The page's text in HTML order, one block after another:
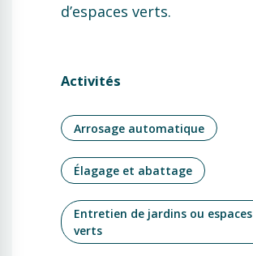
d’espaces verts.
Activités
Arrosage automatique
Élagage et abattage
Entretien de jardins ou espaces
verts